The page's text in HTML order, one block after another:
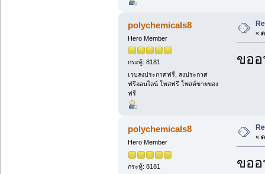
polychemicals8
Hero Member
กระทู้: 8181
เวบลงประกาศฟรี, ลงประกาศ
ฟรีออนไลน์ โพสฟรี โพสต์ขายของ
ฟรี
«
ขอ
polychemicals8
Hero Member
กระทู้: 8181
«
ขอ